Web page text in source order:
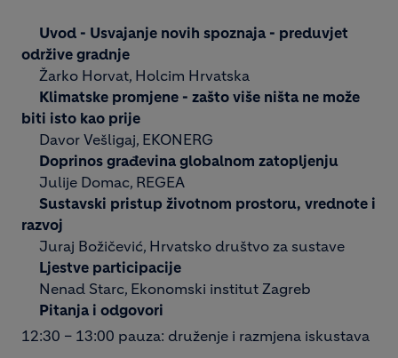
Uvod - Usvajanje novih spoznaja - preduvjet
održive gradnje
Žarko Horvat, Holcim Hrvatska
Klimatske promjene - zašto više ništa ne može
biti isto kao prije
Davor Vešligaj, EKONERG
Doprinos građevina globalnom zatopljenju
Julije Domac, REGEA
Sustavski pristup životnom prostoru, vrednote i
razvoj
Juraj Božičević, Hrvatsko društvo za sustave
Ljestve participacije
Nenad Starc, Ekonomski institut Zagreb
Pitanja i odgovori
12:30 – 13:00 pauza: druženje i razmjena iskustava